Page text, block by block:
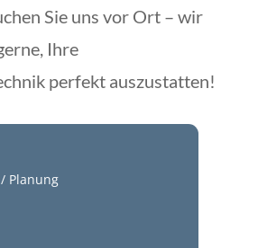
Sie uns vor Ort – wir
Ihre
perfekt auszustatten!
Planung